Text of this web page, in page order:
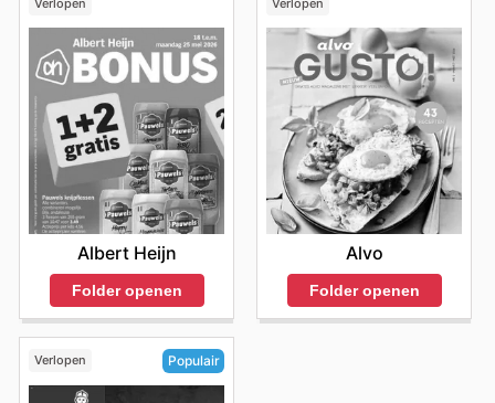
vos courses et maximise vos chances de réaliser des
économies intelligentes. En parcourant les Louis
Delhaize weekly adset autres promotions, les
consommateurs s'assurent de bénéficier des meilleurs
prix tout en profitant de la qualité et de la diversité qui
font la renommée de Louis Delhaize.
Visitez Louis Delhaize's website today to explore the
best deals and start saving now.
Verlopen
Albert Heijn
Folder openen
Verlopen
Alvo
Folder openen
Verlopen Populair